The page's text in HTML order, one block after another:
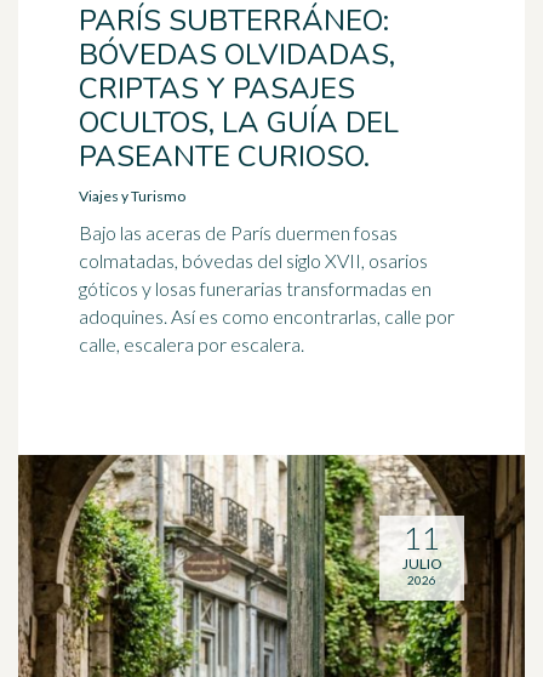
PARÍS SUBTERRÁNEO:
BÓVEDAS OLVIDADAS,
CRIPTAS Y PASAJES
OCULTOS, LA GUÍA DEL
PASEANTE CURIOSO.
Viajes y Turismo
Bajo las aceras de París duermen fosas
colmatadas, bóvedas del siglo XVII, osarios
góticos y losas funerarias transformadas en
adoquines. Así es como encontrarlas, calle por
calle, escalera por escalera.
11
JULIO
2026